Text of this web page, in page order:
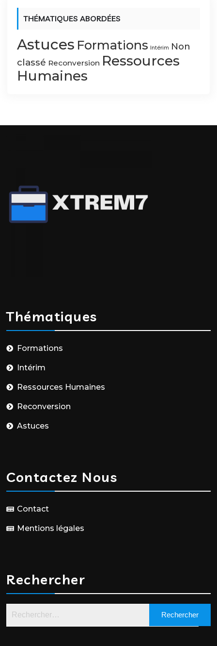
THÉMATIQUES ABORDÉES
Astuces Formations Intérim Non
classé Reconversion Ressources
Humaines
Thématiques
Formations
Intérim
Ressources Humaines
Reconversion
Astuces
Contactez Nous
Contact
Mentions légales
Rechercher